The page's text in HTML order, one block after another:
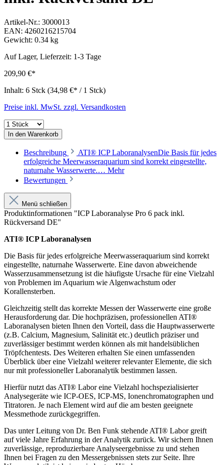
Artikel-Nr.: 3000013
EAN: 4260216215704
Gewicht: 0.34 kg
Auf Lager, Lieferzeit: 1-3 Tage
209,90 €*
Inhalt: 6 Stck (34,98 €* / 1 Stck)
Preise inkl. MwSt. zzgl. Versandkosten
In den Warenkorb
Beschreibung
ATI® ICP LaboranalysenDie Basis für jedes
erfolgreiche Meerwasseraquarium sind korrekt eingestellte,
naturnahe Wasserwerte.… Mehr
Bewertungen
Menü schließen
Produktinformationen "ICP Laboranalyse Pro 6 pack inkl.
Rückversand DE"
ATI® ICP Laboranalysen
Die Basis für jedes erfolgreiche Meerwasseraquarium sind korrekt
eingestellte, naturnahe Wasserwerte. Eine davon abweichende
Wasserzusammensetzung ist die häufigste Ursache für eine Vielzahl
von Problemen im Aquarium wie Algenwachstum oder
Korallensterben.
Gleichzeitig stellt das korrekte Messen der Wasserwerte eine große
Herausforderung dar. Die hochpräzisen, professionellen ATI®
Laboranalysen bieten Ihnen den Vorteil, dass die Hauptwasserwerte
(z.B. Calcium, Magnesium, Salinität etc.) deutlich präziser und
zuverlässiger bestimmt werden können als mit handelsüblichen
Tröpfchentests. Des Weiteren erhalten Sie einen umfassenden
Überblick über eine Vielzahl weiterer relevanter Elemente, die sich
nur mit professioneller Laboranalytik bestimmen lassen.
Hierfür nutzt das ATI® Labor eine Vielzahl hochspezialisierter
Analysegeräte wie ICP-OES, ICP-MS, Ionenchromatographen und
Titratoren. Je nach Element wird auf die am besten geeignete
Messmethode zurückgegriffen.
Das unter Leitung von Dr. Ben Funk stehende ATI® Labor greift
auf viele Jahre Erfahrung in der Analytik zurück. Wir sichern Ihnen
zuverlässige, reproduzierbare Analyseergebnisse zu und stehen
Ihnen bei Fragen zu den Messergebnissen stets zur Seite. Ihre